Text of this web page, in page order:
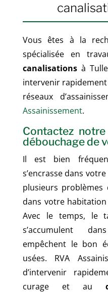
Vous êtes à la
spécialisée en
canalisationsàTulle
intervenir
réseaux
Assainissement.
Contactez
débouchage de
Il est bien
s’encrasse dans
plusieurs
dans votre
Avec le temps, le
s’accumulent
empêchent le bon
usées. RVA
d’intervenir
curage et au